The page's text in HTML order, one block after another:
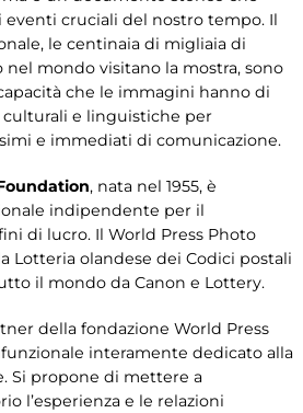
cruciali del nostro tempo. Il
le centinaia di migliaia di
mondo visitano la mostra, sono
che le immagini hanno di
e linguistiche per
e immediati di comunicazione.
, nata nel 1955, è
indipendente per il
di lucro. Il World Press Photo
Lotteria olandese dei Codici postali
il mondo da Canon e Lottery.
della fondazione World Press
interamente dedicato alla
Si propone di mettere a
l’esperienza e le relazioni